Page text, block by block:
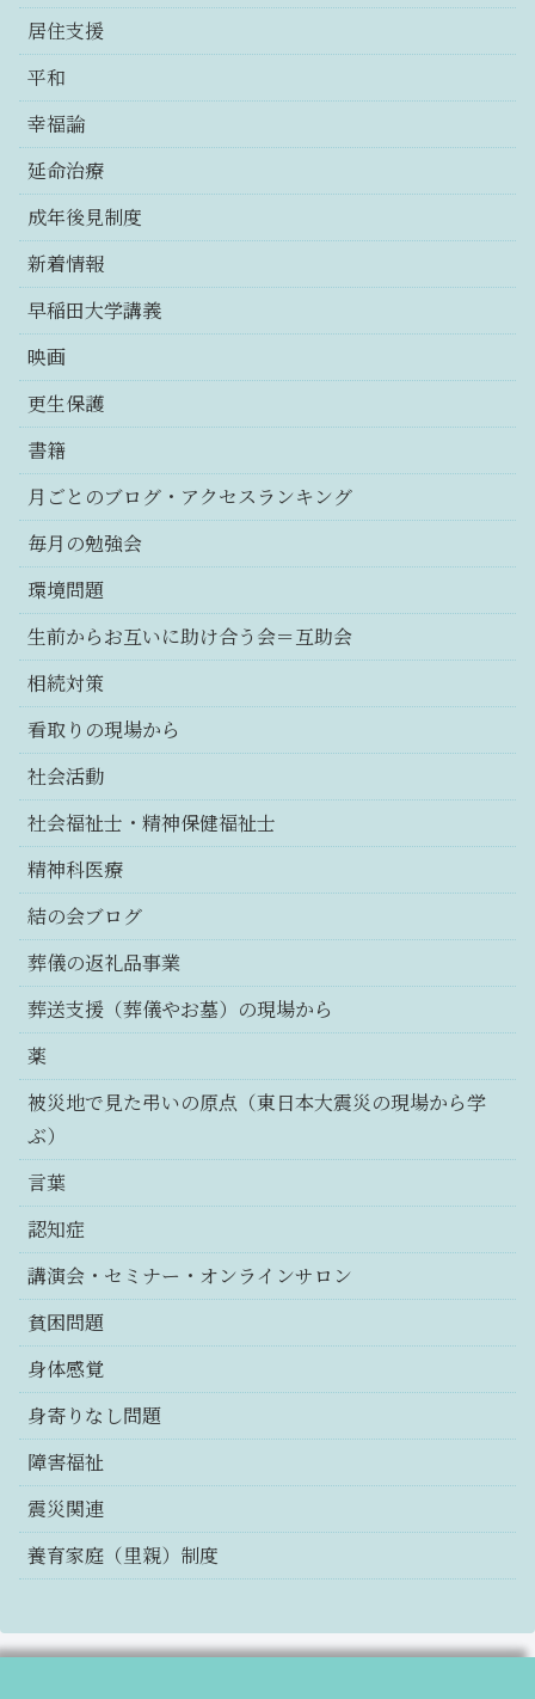
居住支援
平和
幸福論
延命治療
成年後見制度
新着情報
早稲田大学講義
映画
更生保護
書籍
月ごとのブログ・アクセスランキング
毎月の勉強会
環境問題
生前からお互いに助け合う会＝互助会
相続対策
看取りの現場から
社会活動
社会福祉士・精神保健福祉士
精神科医療
結の会ブログ
葬儀の返礼品事業
葬送支援（葬儀やお墓）の現場から
薬
被災地で見た弔いの原点（東日本大震災の現場から学
ぶ）
言葉
認知症
講演会・セミナー・オンラインサロン
貧困問題
身体感覚
身寄りなし問題
障害福祉
震災関連
養育家庭（里親）制度